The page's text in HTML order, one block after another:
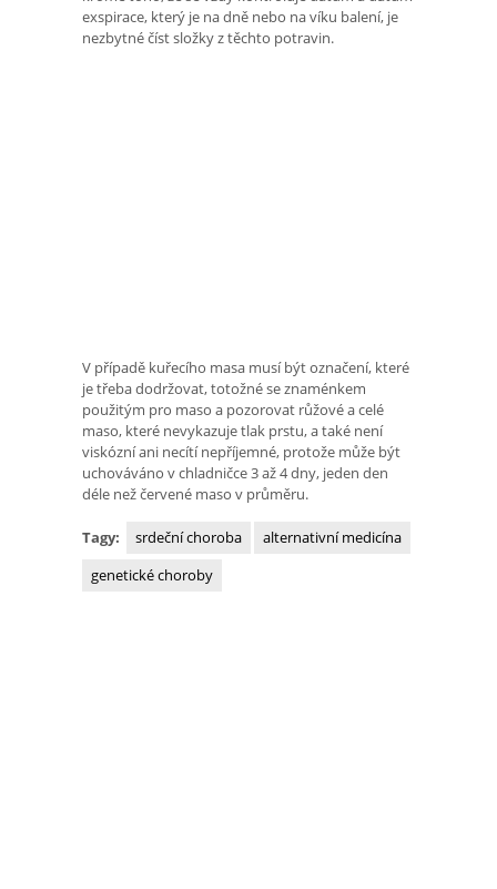
exspirace, který je na dně nebo na víku balení, je
nezbytné číst složky z těchto potravin.
V případě kuřecího masa musí být označení, které
je třeba dodržovat, totožné se znaménkem
použitým pro maso a pozorovat růžové a celé
maso, které nevykazuje tlak prstu, a také není
viskózní ani necítí nepříjemné, protože může být
uchováváno v chladničce 3 až 4 dny, jeden den
déle než červené maso v průměru.
Tagy: srdeční choroba
alternativní medicína
genetické choroby